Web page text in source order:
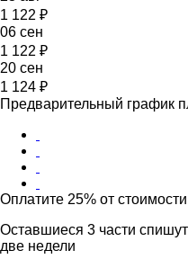
1 122 ₽
06 сен
1 122 ₽
20 сен
1 124 ₽
Предварительный график
Оплатите 25% от
Оставшиеся 3 части
две недели